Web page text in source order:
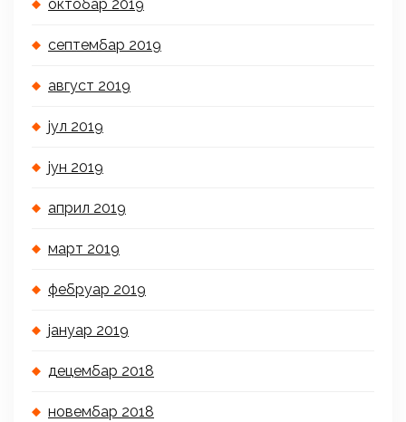
октобар 2019
септембар 2019
август 2019
јул 2019
јун 2019
април 2019
март 2019
фебруар 2019
јануар 2019
децембар 2018
новембар 2018